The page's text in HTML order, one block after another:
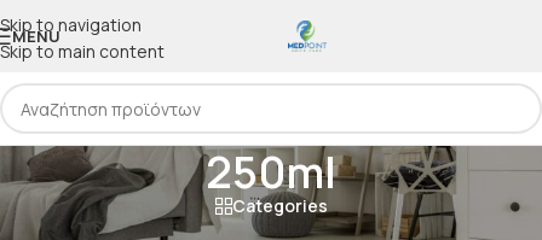
Skip to navigation
Skip to main content
MENU
250ml
Categories
Αρχική
Προϊόν Μέγεθος/250ml